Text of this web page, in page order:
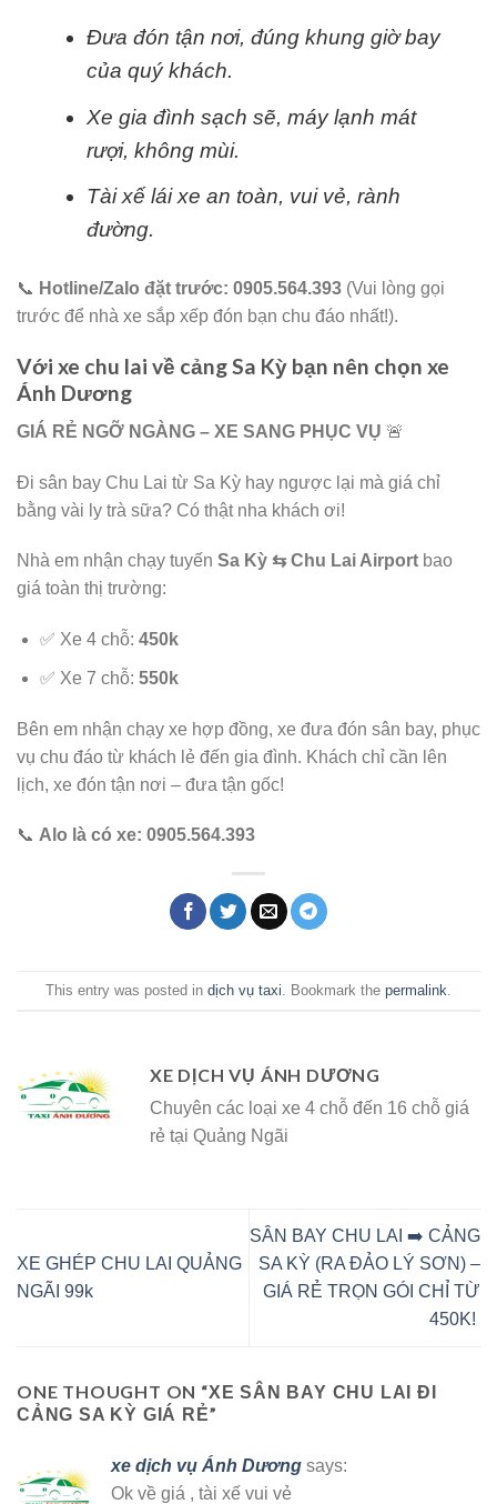
​Đưa đón tận nơi, đúng khung giờ bay
của quý khách.
​Xe gia đình sạch sẽ, máy lạnh mát
rượi, không mùi.
​Tài xế lái xe an toàn, vui vẻ, rành
đường.
​📞 Hotline/Zalo đặt trước: 0905.564.393 (Vui lòng gọi
trước để nhà xe sắp xếp đón bạn chu đáo nhất!).
Với xe chu lai về cảng Sa Kỳ bạn nên chọn xe
Ánh Dương
GIÁ RẺ NGỠ NGÀNG – XE SANG PHỤC VỤ 🚨
Đi sân bay Chu Lai từ Sa Kỳ hay ngược lại mà giá chỉ
bằng vài ly trà sữa? Có thật nha khách ơi!
​Nhà em nhận chạy tuyến Sa Kỳ ⇆ Chu Lai Airport bao
giá toàn thị trường:
​✅ Xe 4 chỗ: 450k
​✅ Xe 7 chỗ: 550k
​Bên em nhận chạy xe hợp đồng, xe đưa đón sân bay, phục
vụ chu đáo từ khách lẻ đến gia đình. Khách chỉ cần lên
lịch, xe đón tận nơi – đưa tận gốc!
​📞 Alo là có xe: 0905.564.393
This entry was posted in dịch vụ taxi . Bookmark the permalink
XE DỊCH VỤ ÁNH DƯƠNG
Chuyên các loại xe 4 chỗ đến 16 chỗ giá
rẻ tại Quảng Ngãi
XE GHÉP CHU LAI QUẢNG
NGÃI 99k
SÂN BAY CHU LAI ➡️ CẢNG
SA KỲ (RA ĐẢO LÝ SƠN) –
GIÁ RẺ TRỌN GÓI CHỈ TỪ
450K!
ONE THOUGHT ON “XE SÂN BAY CHU LAI ĐI
CẢNG SA KỲ GIÁ RẺ”
xe dịch vụ Ánh Dương says:
Ok về giá , tài xế vui vẻ